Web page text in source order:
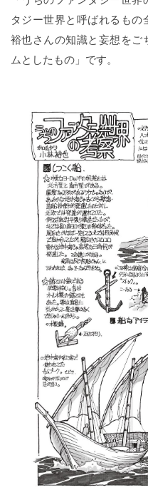
タジー世界と呼ばれるも
裕也さんの知識と妄想をご
ムとしたもの」です。